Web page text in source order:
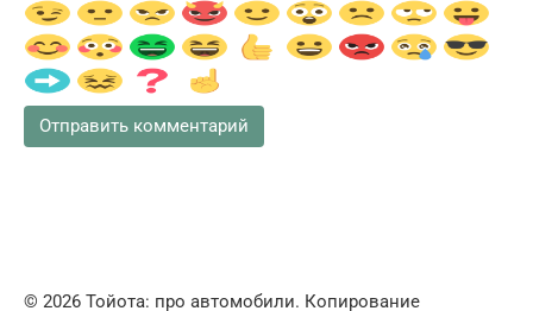
© 2026 Тойота: про автомобили. Копирование